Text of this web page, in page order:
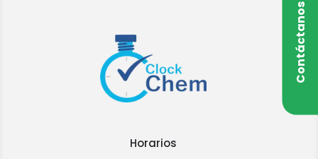
Contáctanos
Horarios